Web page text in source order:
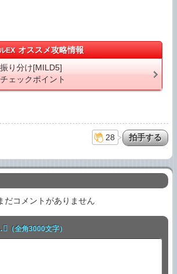
EX オススメ攻略情報
り分け[MILD5]
ェックポイント
28
だコメントがありません
（全角3000文字）